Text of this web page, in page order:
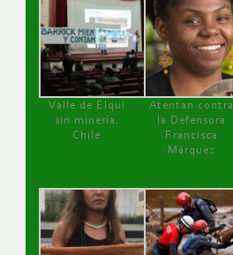
Valle de Elqui
sin minería.
Chile
Atentan contra
la Defensora
Francisca
Márquez